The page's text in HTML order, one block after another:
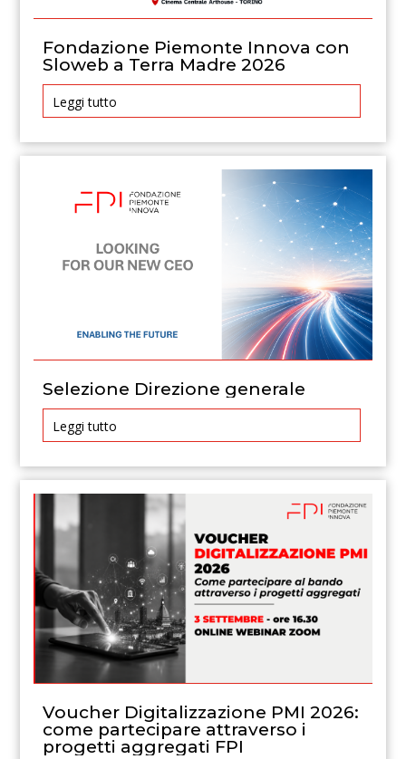
Fondazione Piemonte Innova con
Sloweb a Terra Madre 2026
Leggi tutto
Selezione Direzione generale
Leggi tutto
Voucher Digitalizzazione PMI 2026:
come partecipare attraverso i
progetti aggregati FPI